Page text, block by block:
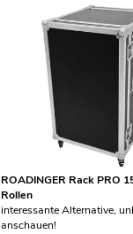
ROADINGER Rack PRO
Rollen
interessante Alternative,
anschauen!